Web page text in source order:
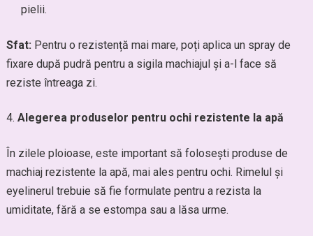
pielii.
Sfat: Pentru o rezistență mai mare, poți aplica un spray de
fixare după pudră pentru a sigila machiajul și a-l face să
reziste întreaga zi.
Alegerea produselor pentru ochi rezistente la apă
În zilele ploioase, este important să folosești produse de
machiaj rezistente la apă, mai ales pentru ochi. Rimelul și
eyelinerul trebuie să fie formulate pentru a rezista la
umiditate, fără a se estompa sau a lăsa urme.